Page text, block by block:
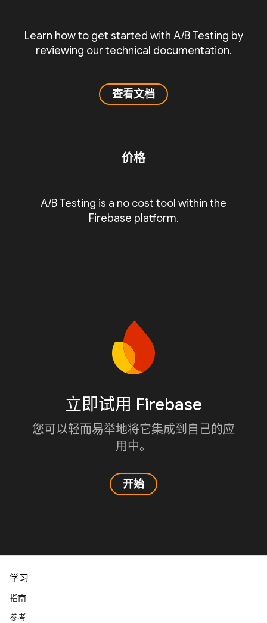
Learn how to get started with A/B Testing by
reviewing our technical documentation.
查看文档
价格
A/B Testing is a no cost tool within the
Firebase platform.
立即试用 Firebase
您可以轻而易举地将它集成到自己的应
用中。
开始
学习
指南
参考